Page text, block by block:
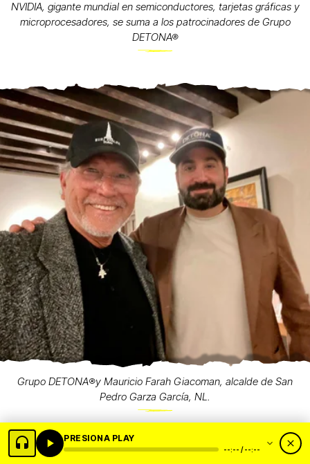
NVIDIA, gigante mundial en semiconductores, tarjetas gráficas y
microprocesadores, se suma a los patrocinadores de Grupo
DETONA®
Grupo DETONA®️y Mauricio Farah Giacoman, alcalde de San
Pedro Garza García, NL.
PRESIONA PLAY
--:-- / --:--